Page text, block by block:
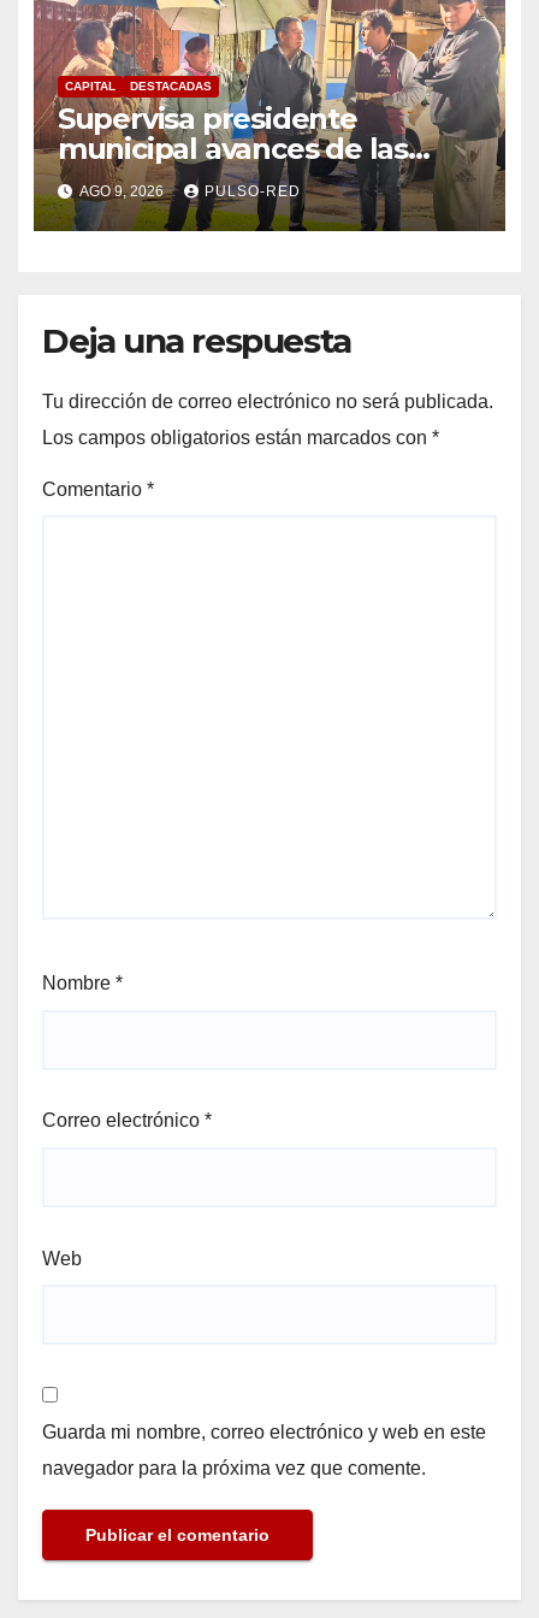
CAPITAL DESTACADAS
Supervisa presidente
municipal avances de las
acciones de “Más Territorio y
Menos Escritorio” en la
Unidad Habitacional Cuatro
AGO 9, 2026 PULSO-RED
Deja una respuesta
Tu dirección de correo electrónico no será publicada.
Los campos obligatorios están marcados con *
Comentario *
Nombre *
Correo electrónico *
Web
Guarda mi nombre, correo electrónico y web en este
navegador para la próxima vez que comente.